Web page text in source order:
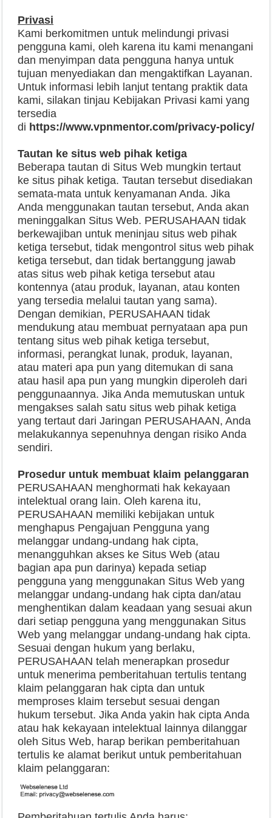
Privasi
Kami berkomitmen untuk melindungi privasi
pengguna kami, oleh karena itu kami menangani
dan menyimpan data pengguna hanya untuk
tujuan menyediakan dan mengaktifkan Layanan.
Untuk informasi lebih lanjut tentang praktik data
kami, silakan tinjau Kebijakan Privasi kami yang
tersedia
di https://www.vpnmentor.com/privacy-policy/
Tautan ke situs web pihak ketiga
Beberapa tautan di Situs Web mungkin tertaut
ke situs pihak ketiga. Tautan tersebut disediakan
semata-mata untuk kenyamanan Anda. Jika
Anda menggunakan tautan tersebut, Anda akan
meninggalkan Situs Web. PERUSAHAAN tidak
berkewajiban untuk meninjau situs web pihak
ketiga tersebut, tidak mengontrol situs web pihak
ketiga tersebut, dan tidak bertanggung jawab
atas situs web pihak ketiga tersebut atau
kontennya (atau produk, layanan, atau konten
yang tersedia melalui tautan yang sama).
Dengan demikian, PERUSAHAAN tidak
mendukung atau membuat pernyataan apa pun
tentang situs web pihak ketiga tersebut,
informasi, perangkat lunak, produk, layanan,
atau materi apa pun yang ditemukan di sana
atau hasil apa pun yang mungkin diperoleh dari
penggunaannya. Jika Anda memutuskan untuk
mengakses salah satu situs web pihak ketiga
yang tertaut dari Jaringan PERUSAHAAN, Anda
melakukannya sepenuhnya dengan risiko Anda
sendiri.
Prosedur untuk membuat klaim pelanggaran
PERUSAHAAN menghormati hak kekayaan
intelektual orang lain. Oleh karena itu,
PERUSAHAAN memiliki kebijakan untuk
menghapus Pengajuan Pengguna yang
melanggar undang-undang hak cipta,
menangguhkan akses ke Situs Web (atau
bagian apa pun darinya) kepada setiap
pengguna yang menggunakan Situs Web yang
melanggar undang-undang hak cipta dan/atau
menghentikan dalam keadaan yang sesuai akun
dari setiap pengguna yang menggunakan Situs
Web yang melanggar undang-undang hak cipta.
Sesuai dengan hukum yang berlaku,
PERUSAHAAN telah menerapkan prosedur
untuk menerima pemberitahuan tertulis tentang
klaim pelanggaran hak cipta dan untuk
memproses klaim tersebut sesuai dengan
hukum tersebut. Jika Anda yakin hak cipta Anda
atau hak kekayaan intelektual lainnya dilanggar
oleh Situs Web, harap berikan pemberitahuan
tertulis ke alamat berikut untuk pemberitahuan
klaim pelanggaran: